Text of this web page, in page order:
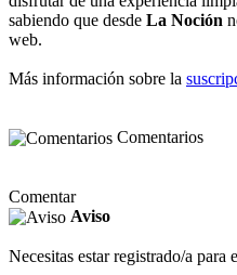
sabiendo que desde La Noción
web.
Más información sobre la
Comentarios
Comentar
Aviso
Necesitas estar registrado/a para